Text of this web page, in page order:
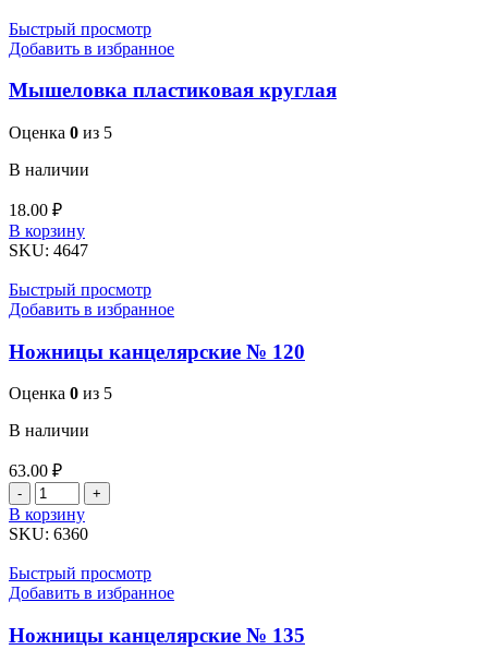
Быстрый просмотр
Добавить в избранное
Мышеловка пластиковая круглая
Оценка 0 из 5
В наличии
18.00 ₽
Количество
товара
пластиковая
круглая
В корзину
SKU: 4647
Быстрый просмотр
Добавить в избранное
Ножницы канцелярские № 120
Оценка 0 из 5
В наличии
63.00 ₽
Количество
товара
Ножницы
№
120
В корзину
SKU: 6360
Быстрый просмотр
Добавить в избранное
Ножницы канцелярские № 135